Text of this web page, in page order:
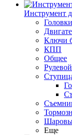
Инструмент
Ключи
КПП
Общее
Еще